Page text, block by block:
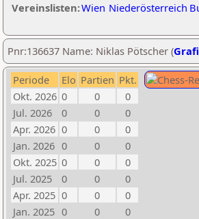
Vereinslisten:Wien Niederösterreich
Pnr:136637 Name: Niklas Pötscher (
Periode Elo Partien Pkt.
Okt. 2026 0 0
0
Jul. 2026
0 0
0
Apr. 2026 0 0
0
Jan. 2026 0 0
0
Okt. 2025 0 0
0
Jul. 2025
0 0
0
Apr. 2025 0 0
0
Jan. 2025 0 0
0